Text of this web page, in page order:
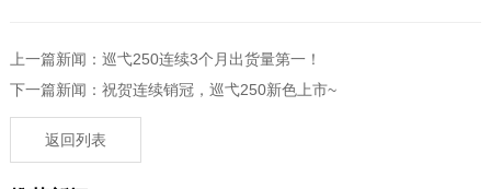
上一篇新闻：巡弋250连续3个月出货量第一！
下一篇新闻：祝贺连续销冠，巡弋250新色上市~
返回列表